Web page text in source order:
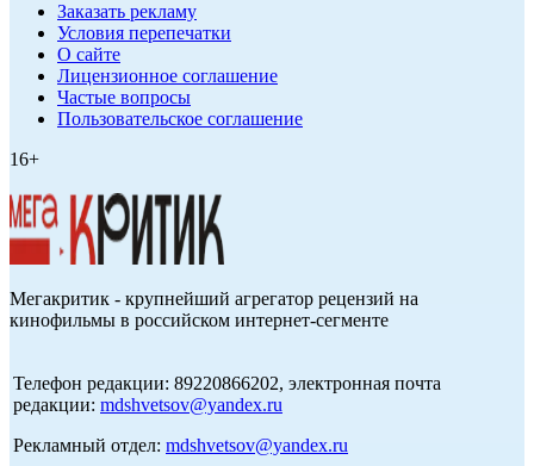
Заказать рекламу
Условия перепечатки
О сайте
Лицензионное соглашение
Частые вопросы
Пользовательское соглашение
16+
Мегакритик - крупнейший агрегатор рецензий на
кинофильмы в российском интернет-сегменте
Телефон редакции: 89220866202, электронная почта
редакции: mdshvetsov@yandex.ru
Рекламный отдел: mdshvetsov@yandex.ru